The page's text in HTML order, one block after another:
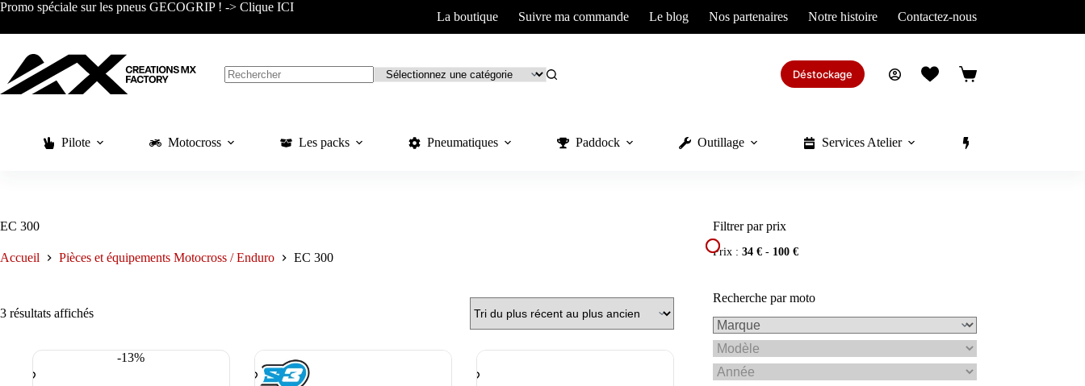
Passer
contenu
Promo spéciale sur les pneus GECOGRIP ! -> Clique ICI
La boutique Suivre ma commande Le blog Nos partenaires Notre histoire Contactez-nous
Déstockage
Panier
Pilote Motocross Les packs Pneumatiques Paddock Outillage Services Atelier
EC 300
Accueil Pièces et équipements Motocross / Enduro EC 300
3 résultats affichésTrié
récent-13%
Filtrer par prix
Prix :34 € - 100 €
Recherche par moto